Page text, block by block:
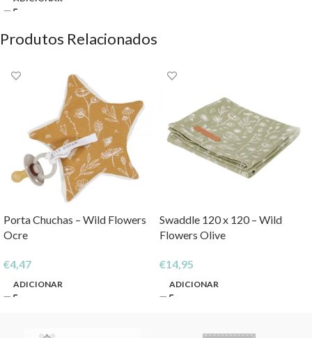
Produtos Relacionados
Porta Chuchas – Wild Flowers
Ocre
€4,47
ADICIONAR
Swaddle 120 x 120 – Wild
Flowers Olive
€14,95
ADICIONAR